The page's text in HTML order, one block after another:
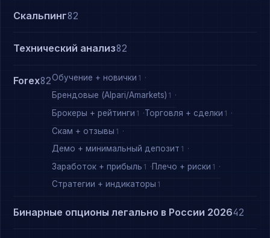
Скальпинг82
Технический анализ82
Forex82Обучение + новички 1
Брендовые (Alpari/Amarkets) 1
Брокеры + рейтинги 1 Торговля + сделки 1
Скам + отзывы 1
Демо + минимальный депозит 1
Заработок + прибыль 1 Плечо + риски 1
Стратегии + индикаторы 1
Бинарные опционы легально в России 202642